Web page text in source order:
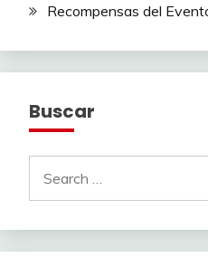
Recompensas del
Buscar
for: